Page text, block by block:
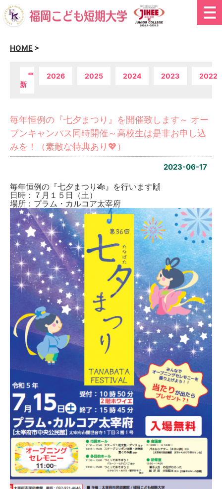
HOME >
最
新
2026 2025 2024 2023 2022
毎年恒例の『七夕まつり』を開催致します～ オー
プンキャンパス同時開催～高校生は是非お申し込
みを！（素敵な特典あり💖）
2023-06-17
毎年恒例の『七夕まつり🎋』を行います🙌
日時：７月１５日（土）
場所：プラム・カルコア太宰府